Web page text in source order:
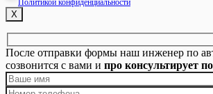
Политикой конфиденциальности
Х
После отправки формы наш инженер по
созвонится с вами и про консультирует